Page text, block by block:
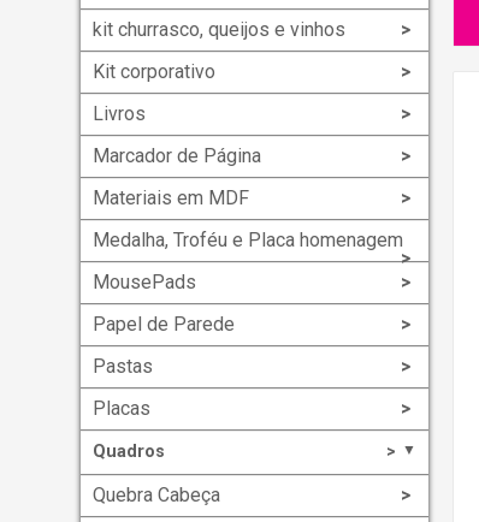
kit churrasco, queijos e vinhos
Kit corporativo
Livros
Marcador de Página
Materiais em MDF
Medalha, Troféu e Placa homenagem
MousePads
Papel de Parede
Pastas
Placas
Quadros ▼
Quebra Cabeça